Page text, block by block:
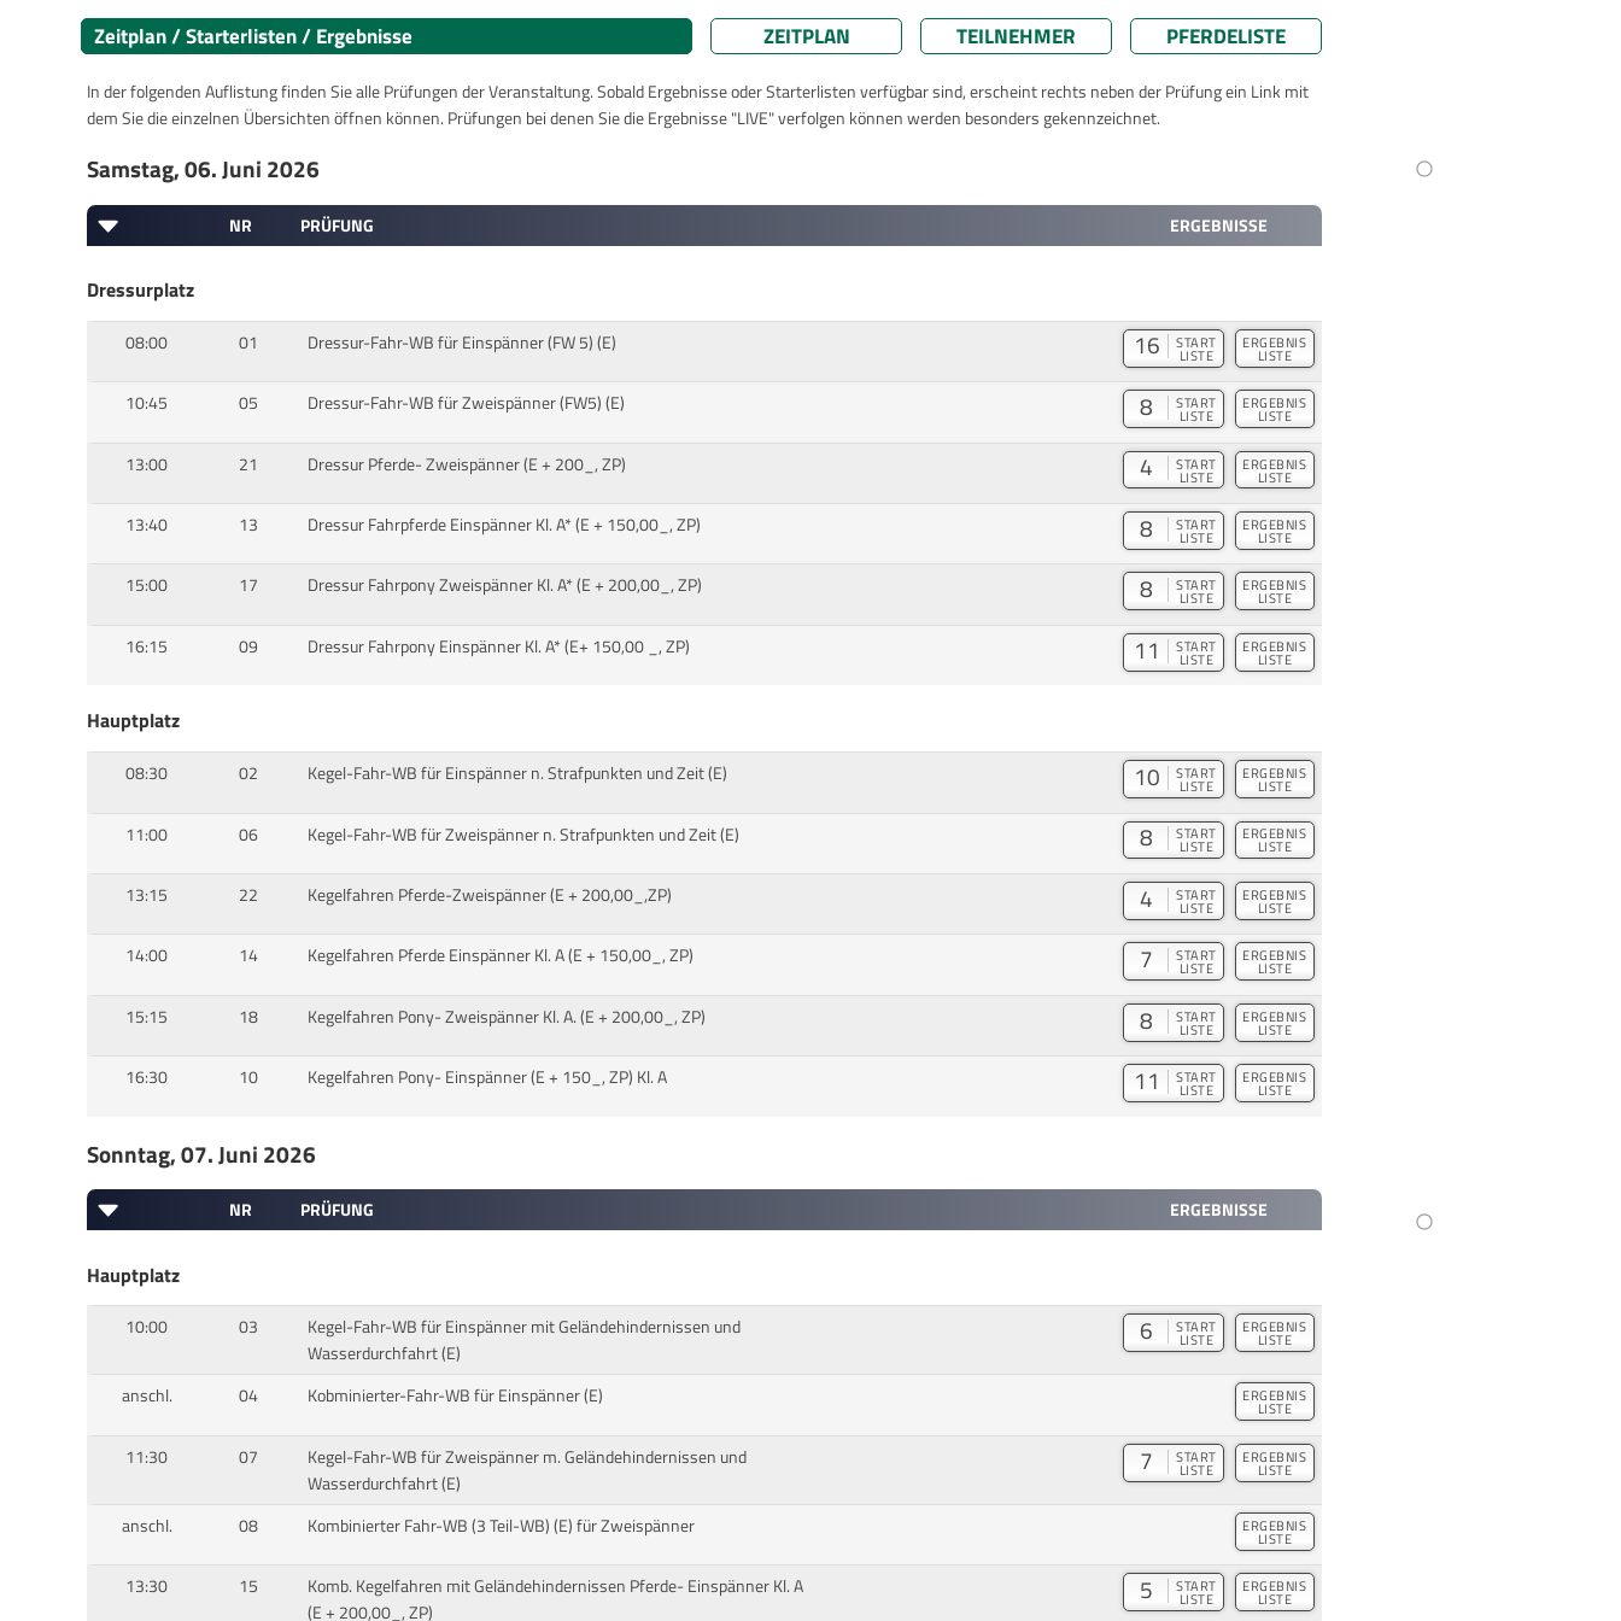
Zeitplan / Starterlisten / Ergebnisse ZEITPLAN TEILNEHMER PFERDELISTE
In der folgenden Auflistung finden Sie alle Prüfungen der Veranstaltung. Sobald Ergebnisse oder Starterlisten verfügbar sind, erscheint rechts neben der Prüfung ein Link mit
dem Sie die einzelnen Übersichten öffnen können. Prüfungen bei denen Sie die Ergebnisse "LIVE" verfolgen können werden besonders gekennzeichnet.
Samstag, 06. Juni 2026
NR PRÜFUNG ERGEBNISSE
Dressurplatz
08:00 01 Dressur-Fahr-WB für Einspänner (FW 5) (E) 16 START
LISTE
ERGEBNIS
LISTE
10:45 05 Dressur-Fahr-WB für Zweispänner (FW5) (E) 8 START
LISTE
ERGEBNIS
LISTE
13:00 21 Dressur Pferde- Zweispänner (E + 200_, ZP) 4 START
LISTE
ERGEBNIS
LISTE
13:40 13 Dressur Fahrpferde Einspänner Kl. A* (E + 150,00_, ZP) 8 START
LISTE
ERGEBNIS
LISTE
15:00 17 Dressur Fahrpony Zweispänner Kl. A* (E + 200,00_, ZP) 8 START
LISTE
ERGEBNIS
LISTE
16:15 09 Dressur Fahrpony Einspänner Kl. A* (E+ 150,00 _, ZP) 11 START
LISTE
ERGEBNIS
LISTE
Hauptplatz
08:30 02 Kegel-Fahr-WB für Einspänner n. Strafpunkten und Zeit (E) 10 START
LISTE
ERGEBNIS
LISTE
11:00 06 Kegel-Fahr-WB für Zweispänner n. Strafpunkten und Zeit (E) 8 START
LISTE
ERGEBNIS
LISTE
13:15 22 Kegelfahren Pferde-Zweispänner (E + 200,00_,ZP) 4 START
LISTE
ERGEBNIS
LISTE
14:00 14 Kegelfahren Pferde Einspänner Kl. A (E + 150,00_, ZP) 7 START
LISTE
ERGEBNIS
LISTE
15:15 18 Kegelfahren Pony- Zweispänner Kl. A. (E + 200,00_, ZP) 8 START
LISTE
ERGEBNIS
LISTE
16:30 10 Kegelfahren Pony- Einspänner (E + 150_, ZP) Kl. A 11 START
LISTE
ERGEBNIS
LISTE
Sonntag, 07. Juni 2026
NR PRÜFUNG ERGEBNISSE
Hauptplatz
10:00 03
Kegel-Fahr-WB für Einspänner mit Geländehindernissen und
Wasserdurchfahrt (E)
6 START
LISTE
ERGEBNIS
LISTE
anschl. 04 Kobminierter-Fahr-WB für Einspänner (E) ERGEBNIS
LISTE
11:30 07
Kegel-Fahr-WB für Zweispänner m. Geländehindernissen und
Wasserdurchfahrt (E)
7 START
LISTE
ERGEBNIS
LISTE
anschl. 08 Kombinierter Fahr-WB (3 Teil-WB) (E) für Zweispänner ERGEBNIS
LISTE
13:30 15
Komb. Kegelfahren mit Geländehindernissen Pferde- Einspänner Kl. A
(E + 200,00_, ZP)
5 START
LISTE
ERGEBNIS
LISTE